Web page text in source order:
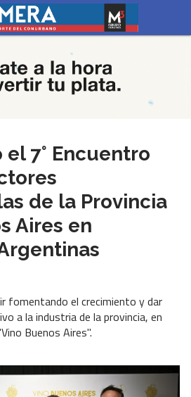
el 7° Encuentro
de la Provincia
Aires en
fomentando el crecimiento y dar
a la industria de la provincia, en
Buenos Aires".